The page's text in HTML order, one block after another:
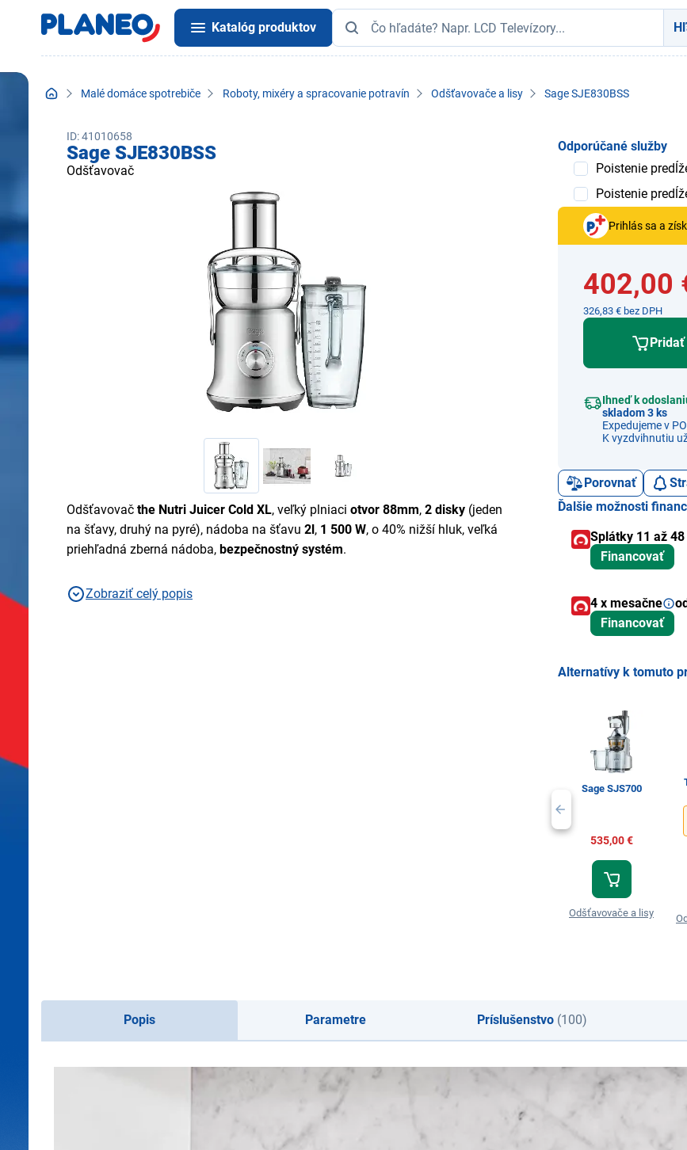
Katalóg produktov
Malé domáce spotrebiče Roboty, mixéry a spracovanie potravín Odšťavovače a lisy Sage SJE830BSS
ID: 41010658
Sage SJE830BSS
Odšťavovač
Odšťavovač the Nutri Juicer Cold XL, veľký plniaci otvor 88mm, 2 disky (jeden
na šťavy, druhý na pyré), nádoba na šťavu 2l , 1 500 W, o 40% nižší hluk, veľká
priehľadná zberná nádoba, bezpečnostný systém.
Zobraziť celý popis
Odporúčané služby
Poistenie
Poistenie
Prihlás sa a
402,00
326,83 € bez DPH
Ihneď k
skladom 3 ks
Expedujeme v
K vyzdvihnutiu
Porovnať
Ďalšie možnosti
Splátky 11 až
Financovať
4 x mesačne od
Financovať
Alternatívy k tomuto
Sage SJS700
535,00 €
Odšťavovače a lisy
Popis Parametre Príslušenstvo (100)